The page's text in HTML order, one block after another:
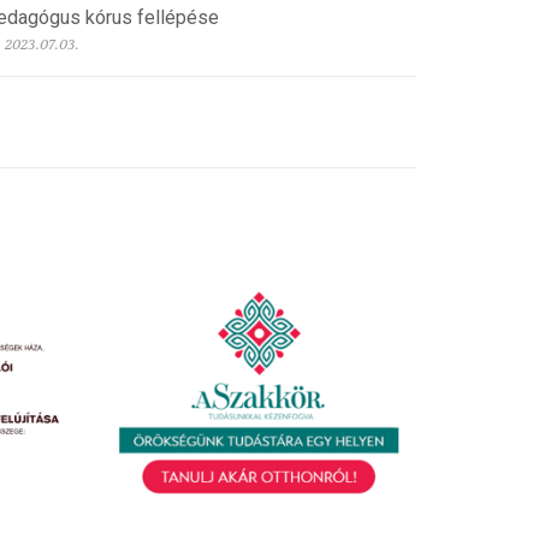
kórus fellépése
2023.07.03.